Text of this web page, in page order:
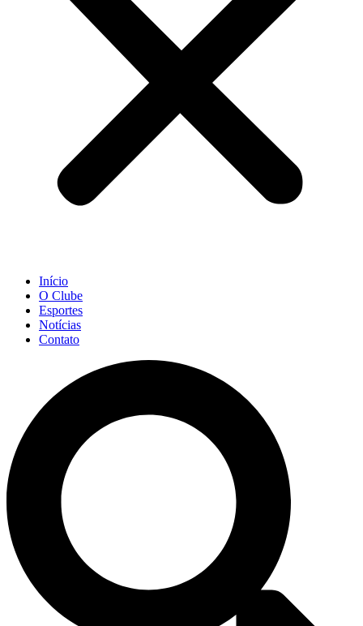
Início
O Clube
Esportes
Notícias
Contato